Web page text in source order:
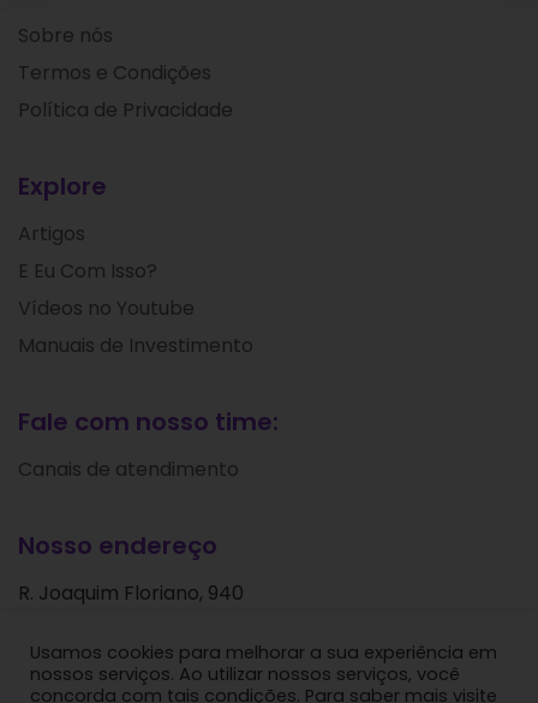
Sobre nós
Termos e Condições
Política de Privacidade
Explore
Artigos
E Eu Com Isso?
Vídeos no Youtube
Manuais de Investimento
Fale com nosso time:
Canais de atendimento
Nosso endereço
R. Joaquim Floriano, 940
São Paulo - SP
CEP: 04534-004
Usamos cookies para melhorar a sua experiência em
nossos serviços. Ao utilizar nossos serviços, você
concorda com tais condições. Para saber mais visite